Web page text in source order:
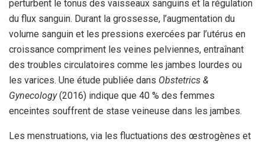
perturbent le tonus des vaisseaux sanguins et la régulation
du flux sanguin. Durant la grossesse, l’augmentation du
volume sanguin et les pressions exercées par l’utérus en
croissance compriment les veines pelviennes, entraînant
des troubles circulatoires comme les jambes lourdes ou
les varices. Une étude publiée dans Obstetrics &
Gynecology(2016) indique que 40 % des femmes
enceintes souffrent de stase veineuse dans les jambes.
Les menstruations, via les fluctuations des œstrogènes et